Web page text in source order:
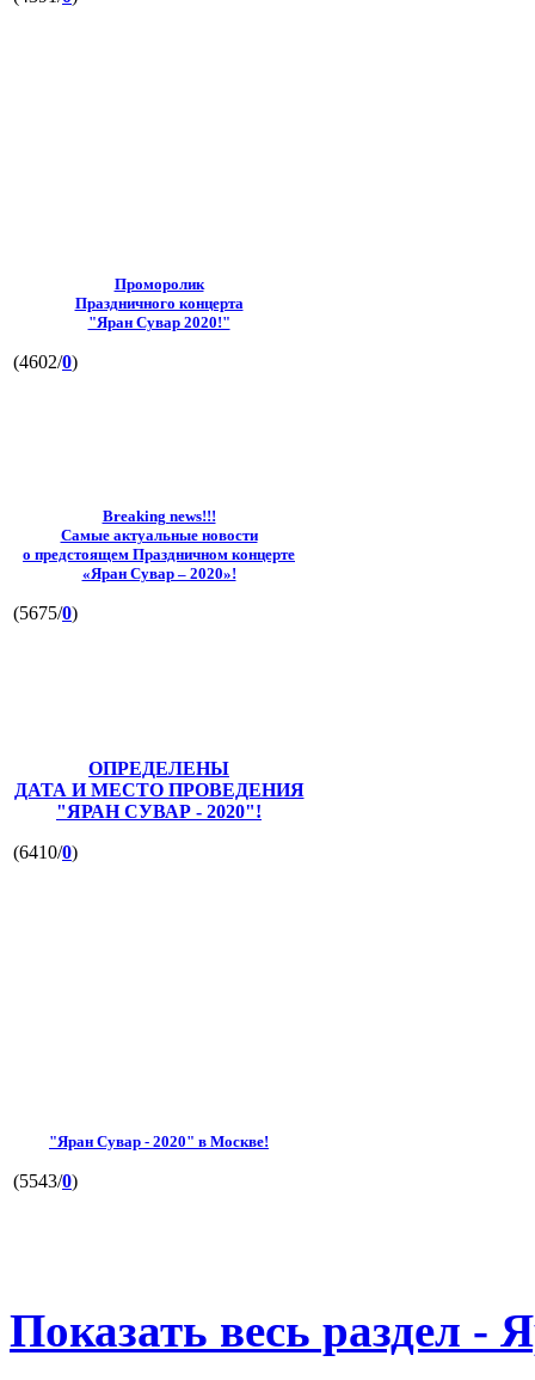
Проморолик
Праздничного концерта
"Яран Сувар 2020!"
(4602/0)
Breaking news!!!
Самые актуальные новости
о предстоящем Праздничном концерте
«Яран Сувар – 2020»!
(5675/0)
ОПРЕДЕЛЕНЫ
ДАТА И МЕСТО ПРОВЕДЕНИЯ
"ЯРАН СУВАР - 2020"!
(6410/0)
"Яран Сувар - 2020" в Москве!
(5543/0)
Показать весь раздел -